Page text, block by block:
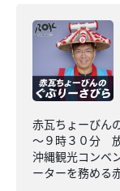
赤瓦ちょーび
～９時３０分
沖縄観光コンベ
ーターを務める